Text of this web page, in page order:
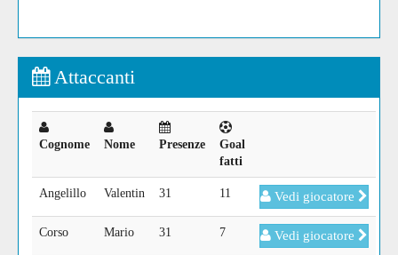
Attaccanti
Cognome Nome Presenze
Goal
fatti
Angelillo Valentin 31 11 Vedi giocatore
Corso Mario 31 7 Vedi giocatore